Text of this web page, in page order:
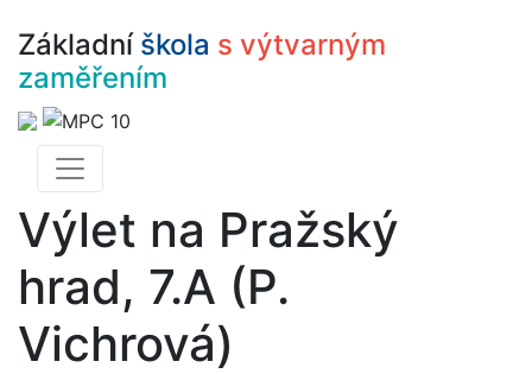
Základní škola s výtvarným
zaměřením
Výlet na Pražský
hrad, 7.A (P.
Vichrová)